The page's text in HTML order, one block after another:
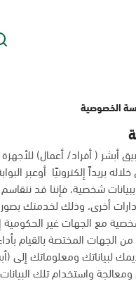
الخصوصية
أبشر ( أفراد/ أعمال)
بريداً إلكترونيًا أوعبر
شخصية، فإننا قد نتقاسم
أخرى، وذلك لخدمتك
مع الجهات غير الحكومية
الجهات المختصة بالقيام
لبياناتك ومعلوماتك إلى
واستخدام تلك